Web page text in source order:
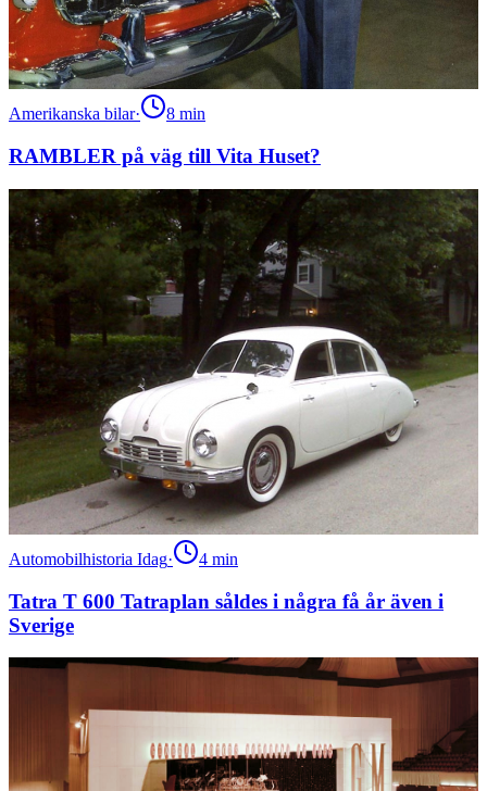
Amerikanska bilar· 8 min
RAMBLER på väg till Vita Huset?
Automobilhistoria Idag· 4 min
Tatra T 600 Tatraplan såldes i några få år även i
Sverige